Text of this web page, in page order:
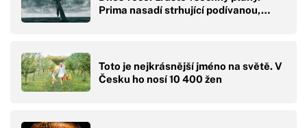
Prima nasadí strhující podívanou,…
Toto je nejkrásnější jméno na světě. V
Česku ho nosí 10 400 žen